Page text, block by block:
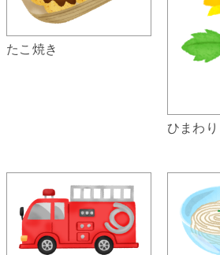
たこ焼き
ひまわり